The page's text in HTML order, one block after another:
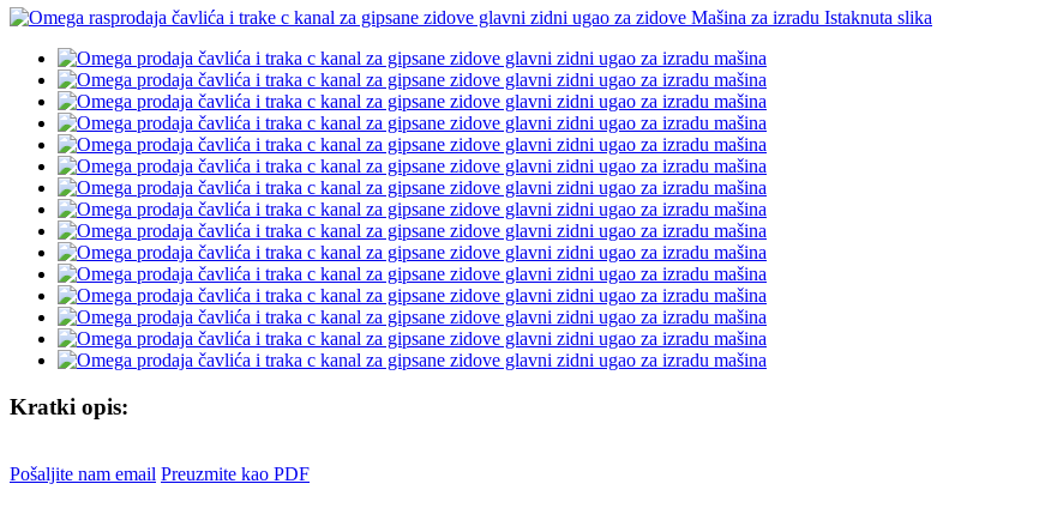
Kratki opis:
Pošaljite nam email Preuzmite kao PDF